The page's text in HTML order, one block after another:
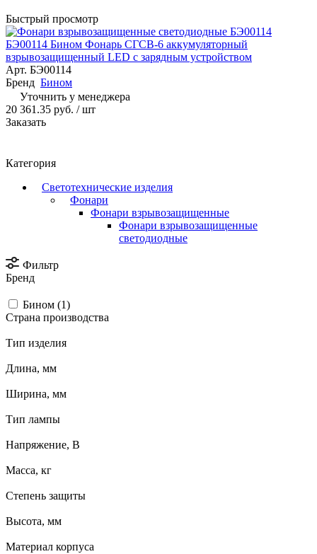
Быстрый просмотр
БЭ00114 Бином Фонарь СГСВ-6 аккумуляторный
взрывозащищенный LED с зарядным устройством
Арт. БЭ00114
Бренд Бином
Уточнить у менеджера
20 361.35 руб. / шт
Заказать
Категория
Светотехнические изделия
Фонари
Фонари взрывозащищенные
Фонари взрывозащищенные
светодиодные
Фильтр
Бренд
Бином (1)
Страна производства
Тип изделия
Длина, мм
Ширина, мм
Тип лампы
Напряжение, В
Масса, кг
Степень защиты
Высота, мм
Материал корпуса